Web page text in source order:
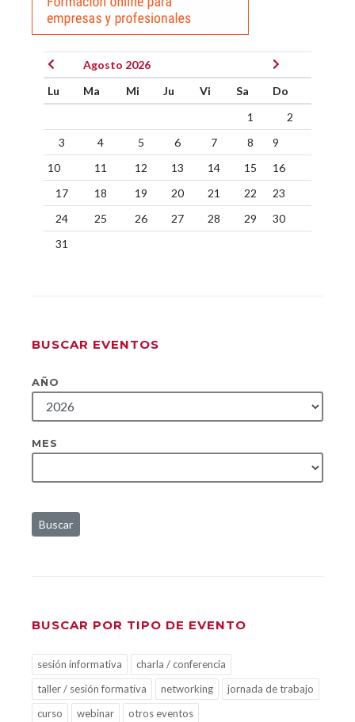
Agosto 2026
Lu
Ma Mi Ju Vi Sa
Do
1
2
3
4 5 6 7 8
9
10
11 12 13 14 15
16
17
18 19 20 21 22
23
24
25 26 27 28 29
30
31
BUSCAR EVENTOS
AÑO
MES
Buscar
BUSCAR POR TIPO DE EVENTO
sesión informativa
charla / conferencia
taller / sesión formativa
networking
jornada de trabajo
curso
webinar otros eventos